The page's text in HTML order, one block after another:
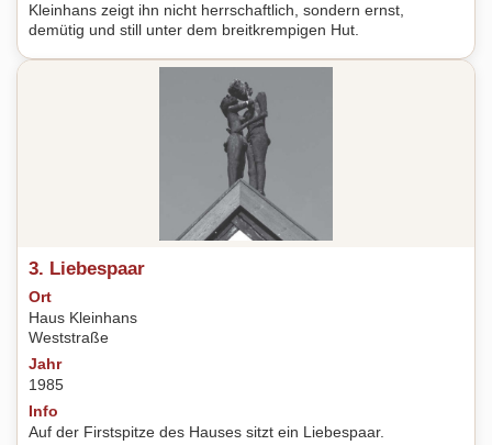
Kleinhans zeigt ihn nicht herrschaftlich, sondern ernst,
demütig und still unter dem breitkrempigen Hut.
3. Liebespaar
Ort
Haus Kleinhans
Weststraße
Jahr
1985
Info
Auf der Firstspitze des Hauses sitzt ein Liebespaar.